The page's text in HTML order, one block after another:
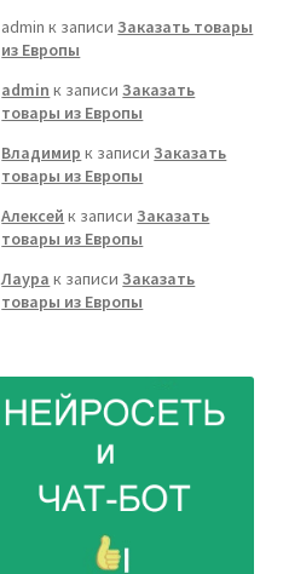
admin к записиЗаказать товары
из Европы
admin к записиЗаказать
товары из Европы
Владимир к записиЗаказать
товары из Европы
Алексей к записиЗаказать
товары из Европы
Лаура к записиЗаказать
товары из Европы